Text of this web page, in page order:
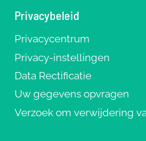
Privacybeleid
Privacycentrum
Privacy-instellingen
Data Rectificatie
Uw gegevens opvragen
Verzoek om verwijdering